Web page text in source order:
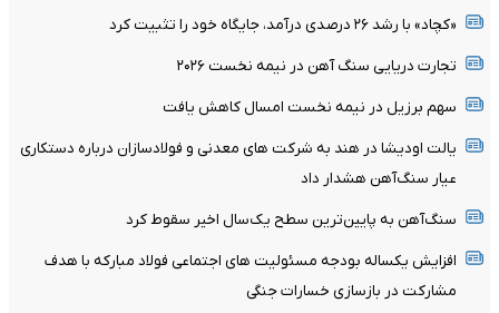
«کچاد» با رشد ۲۶ درصدی درآمد، جایگاه خود را تثبیت کرد
تجارت دریایی سنگ آهن در نیمه نخست ۲۰۲۶
سهم برزیل در نیمه نخست امسال کاهش یافت
یالت اودیشا در هند به شرکت های معدنی و فولادسازان درباره دستکاری
عیار سنگ‌آهن هشدار داد
سنگ‌آهن به پایین‌ترین سطح یک‌سال اخیر سقوط کرد
افزایش یکساله بودجه مسئولیت های اجتماعی فولاد مبارکه با هدف
مشارکت در بازسازی خسارات جنگی